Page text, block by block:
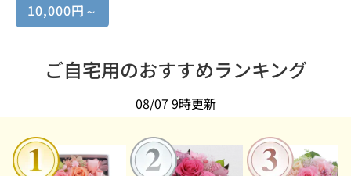
10,000円～
ご自宅用のおすすめランキング
08/07 9時更新